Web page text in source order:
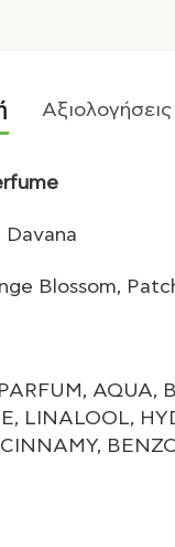
Αξιολογήσεις
Davana
Blossom,
AQUA,
LINALOOL,